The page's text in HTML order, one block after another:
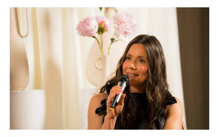
moda & ljepota